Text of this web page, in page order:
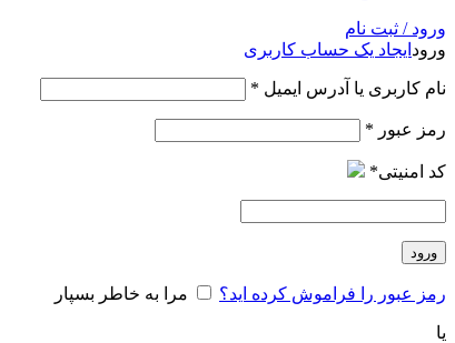
ورود / ثبت نام
ورود ایجاد یک حساب کاربری
نام کاربری یا آدرس ایمیل *
رمز عبور *
کد امنیتی*
ورود
رمز عبور را فراموش کرده اید؟ مرا به خاطر بسپار
یا